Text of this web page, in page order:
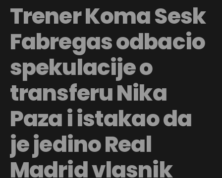
Trener Koma Sesk
Fabregas odbacio
spekulacije o
transferu Nika
Paza i istakao da
je jedino Real
Madrid vlasnik